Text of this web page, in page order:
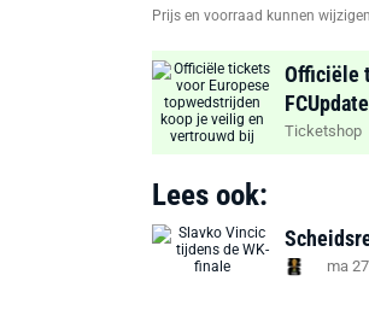
Prijs en voorraad kunnen
Officiële
Ticketshop
Lees ook:
ma